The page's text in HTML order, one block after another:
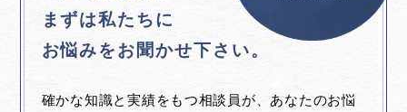
まずは私たちに
お悩みをお聞かせ下さい。
確かな知識と実績をもつ相談員が、あなたのお悩